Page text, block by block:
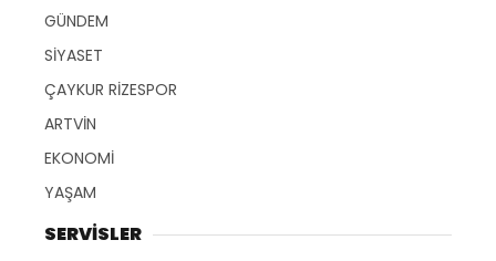
GÜNDEM
SİYASET
ÇAYKUR RİZESPOR
ARTVİN
EKONOMİ
YAŞAM
SERVİSLER